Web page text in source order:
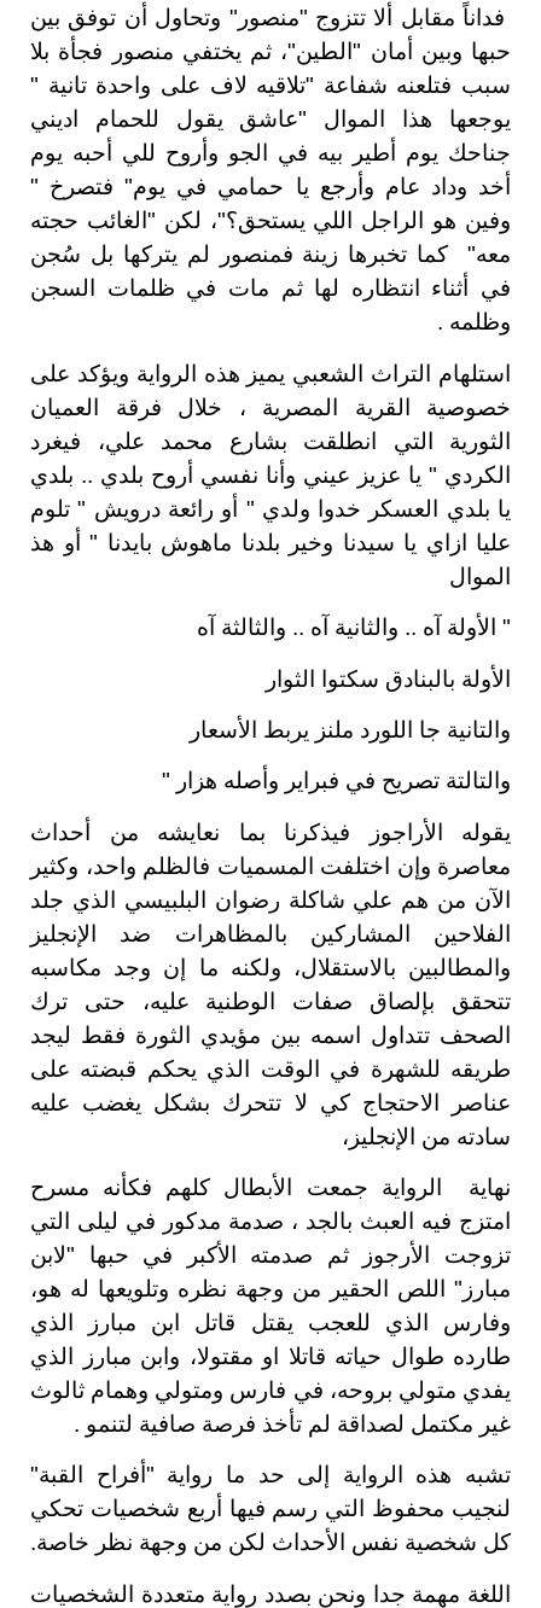
فداناً مقابل ألا تتزوج "منصور" وتحاول أن توفق بين
حبها وبين أمان "الطين"، ثم يختفي منصور فجأة بلا
سبب فتلعنه شفاعة "تلاقيه لاف على واحدة تانية "
يوجعها هذا الموال "عاشق يقول للحمام اديني
جناحك يوم أطير بيه في الجو وأروح للي أحبه يوم
أخد وداد عام وأرجع يا حمامي في يوم" فتصرخ "
وفين هو الراجل اللي يستحق؟"، لكن "الغائب حجته
معه" كما تخبرها زينة فمنصور لم يتركها بل سُجن
في أثناء انتظاره لها ثم مات في ظلمات السجن
وظلمه .
استلهام التراث الشعبي يميز هذه الرواية ويؤكد على
خصوصية القرية المصرية ، خلال فرقة العميان
الثورية التي انطلقت بشارع محمد علي، فيغرد
الكردي " يا عزيز عيني وأنا نفسي أروح بلدي .. بلدي
يا بلدي العسكر خدوا ولدي " أو رائعة درويش " تلوم
عليا ازاي يا سيدنا وخير بلدنا ماهوش بايدنا " أو هذ
الموال
" الأولة آه .. والثانية آه .. والثالثة آه
الأولة بالبنادق سكتوا الثوار
والتانية جا اللورد ملنز يربط الأسعار
والتالتة تصريح في فبراير وأصله هزار "
يقوله الأراجوز فيذكرنا بما نعايشه من أحداث
معاصرة وإن اختلفت المسميات فالظلم واحد، وكثير
الآن من هم علي شاكلة رضوان البلبيسي الذي جلد
الفلاحين المشاركين بالمظاهرات ضد الإنجليز
والمطالبين بالاستقلال، ولكنه ما إن وجد مكاسبه
تتحقق بإلصاق صفات الوطنية عليه، حتى ترك
الصحف تتداول اسمه بين مؤيدي الثورة فقط ليجد
طريقه للشهرة في الوقت الذي يحكم قبضته على
عناصر الاحتجاج كي لا تتحرك بشكل يغضب عليه
سادته من الإنجليز،
نهاية الرواية جمعت الأبطال كلهم فكأنه مسرح
امتزج فيه العبث بالجد ، صدمة مدكور في ليلى التي
تزوجت الأرجوز ثم صدمته الأكبر في حبها "لابن
مبارز" اللص الحقير من وجهة نظره وتلويعها له هو،
وفارس الذي للعجب يقتل قاتل ابن مبارز الذي
طارده طوال حياته قاتلا او مقتولا، وابن مبارز الذي
يفدي متولي بروحه، في فارس ومتولي وهمام ثالوث
غير مكتمل لصداقة لم تأخذ فرصة صافية لتنمو .
تشبه هذه الرواية إلى حد ما رواية "أفراح القبة"
لنجيب محفوظ التي رسم فيها أربع شخصيات تحكي
كل شخصية نفس الأحداث لكن من وجهة نظر خاصة.
اللغة مهمة جدا ونحن بصدد رواية متعددة الشخصيات